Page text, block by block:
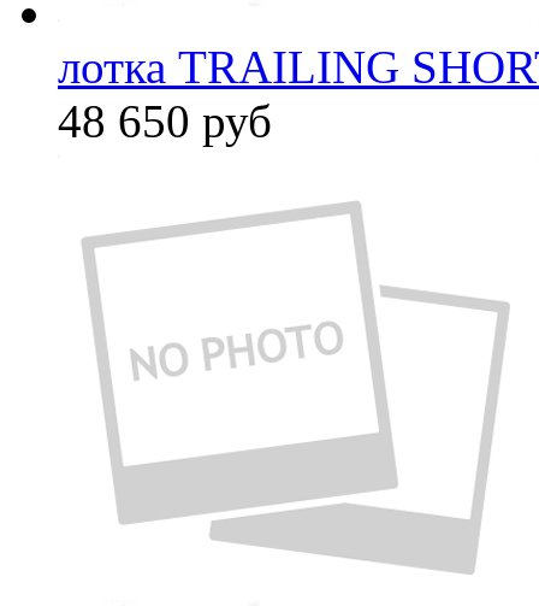
лотка TRAILING
48 650 руб